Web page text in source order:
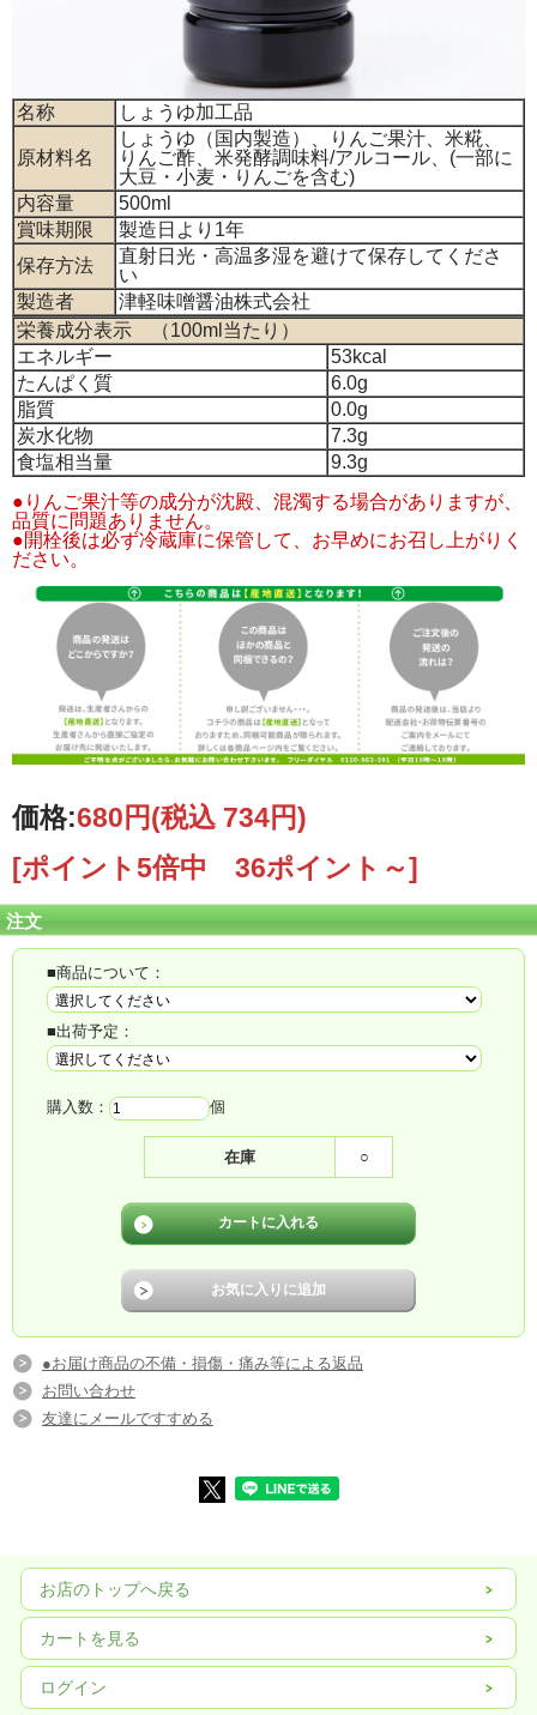
名称 しょうゆ加工品
原材料名
しょうゆ（国内製造）、りんご果汁、米糀、
りんご酢、米発酵調味料/アルコール、(一部に
大豆・小麦・りんごを含む)
内容量
500ml
賞味期限
製造日より1年
保存方法
直射日光・高温多湿を避けて保存してくださ
い
製造者
津軽味噌醤油株式会社
栄養成分表示 （100ml当たり）
エネルギー
53kcal
たんぱく質
6.0g
脂質
0.0g
炭水化物
7.3g
食塩相当量
9.3g
●りんご果汁等の成分が沈殿、混濁する場合がありますが、
品質に問題ありません。
●開栓後は必ず冷蔵庫に保管して、お早めにお召し上がりく
ださい。
価格:680円(税込 734円)
[ポイント5倍中 36ポイント～]
注文
■商品について：
■出荷予定：
購入数： 個
在庫 ○
●お届け商品の不備・損傷・痛み等による返品
お問い合わせ
友達にメールですすめる
お店のトップへ戻る
カートを見る
ログイン